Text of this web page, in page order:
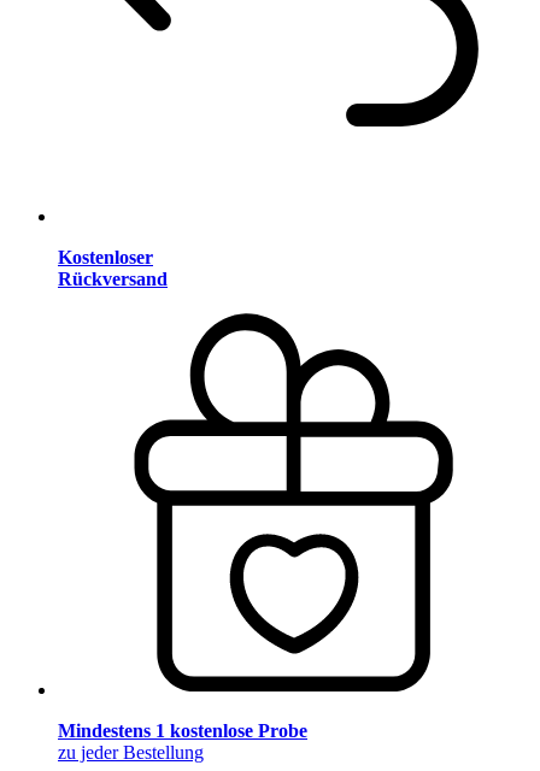
Kostenloser
Rückversand
Mindestens 1 kostenlose Probe
zu jeder Bestellung